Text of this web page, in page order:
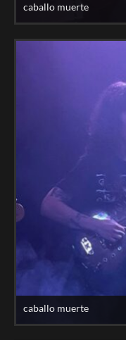
caballo muerte
caballo muerte